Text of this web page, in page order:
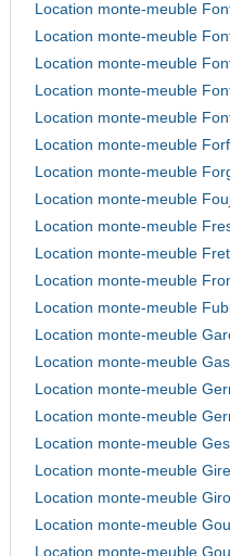
Location monte-meuble
Location monte-meuble
Location monte-meuble
Location monte-meuble
Location monte-meuble
Location monte-meuble
Location monte-meuble
Location monte-meuble
Location monte-meuble
Location monte-meuble
Location monte-meuble
Location monte-meuble
Location monte-meuble
Location monte-meuble
Location monte-meuble
Location monte-meuble
Location monte-meuble
Location monte-meuble
Location monte-meuble
Location monte-meuble
Location monte-meuble